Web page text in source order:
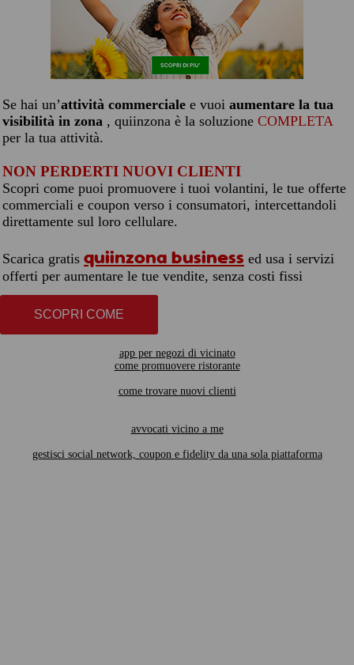
Se hai un’attività commerciale e vuoi aumentare la tua
visibilità in zona , quiinzona è la soluzione COMPLETA
per la tua attività.
NON PERDERTI NUOVI CLIENTI
Scopri come puoi promuovere i tuoi volantini, le tue offerte
commerciali e coupon verso i consumatori, intercettandoli
direttamente sul loro cellulare.
Scarica gratis quiinzona business ed usa i servizi
offerti per aumentare le tue vendite, senza costi fissi
SCOPRI COME
app per negozi di vicinato
come promuovere ristorante
come trovare nuovi clienti
avvocati vicino a me
gestisci social network, coupon e fidelity da una sola piattaforma